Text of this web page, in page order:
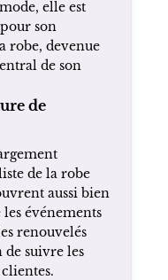
elle est
son
robe, devenue
de son
de
de la robe
aussi bien
événements
renouvelés
de suivre les